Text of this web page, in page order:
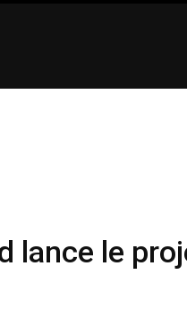
lance le